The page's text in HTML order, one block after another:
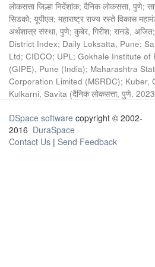
लोकसत्ता जिल्हा निर्देशांक; दैनिक लोकसत्ता, पुणे;
सिडको; यूपीएल; महाराष्ट्र राज्य रस्ते विकास
अर्थशास्र संस्था, पुणे; कुबेर, गिरीश; रानडे, अजित;
District Index; Daily Loksatta, Pune;
Ltd; CIDCO; UPL; Gokhale Institute of
(GIPE), Pune (India); Maharashtra
Corporation Limited (MSRDC); Kuber,
Kulkarni, Savita (दैनिक लोकसत्ता, पुणे, 2023
DSpace software copyright © 2002-
2016 DuraSpace
Contact Us | Send Feedback